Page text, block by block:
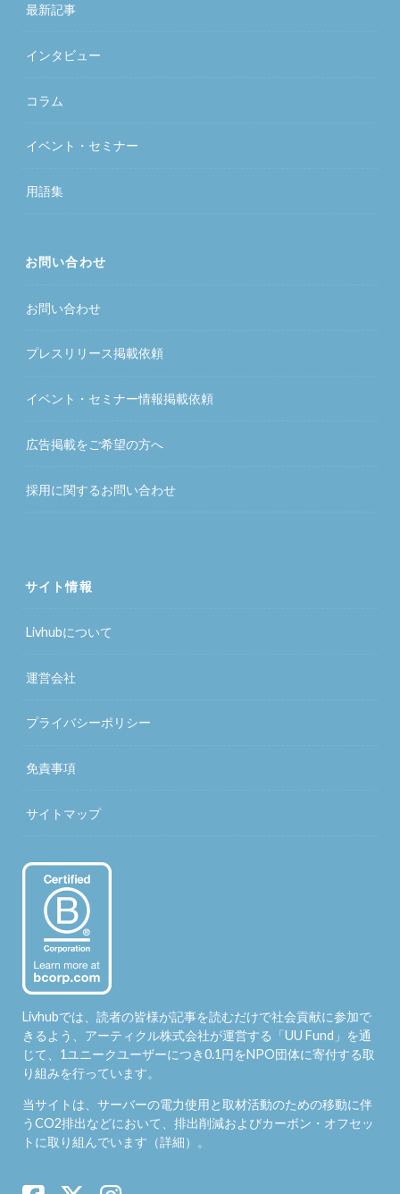
最新記事
インタビュー
コラム
イベント・セミナー
用語集
お問い合わせ
お問い合わせ
プレスリリース掲載依頼
イベント・セミナー情報掲載依頼
広告掲載をご希望の方へ
採用に関するお問い合わせ
サイト情報
Livhubについて
運営会社
プライバシーポリシー
免責事項
サイトマップ
Livhubでは、読者の皆様が記事を読むだけで社会貢献に参加で
きるよう、アーティクル株式会社が運営する「UU Fund 」を通
じて、1ユニークユーザーにつき0.1円をNPO団体に寄付する取
り組みを行っています。
当サイトは、サーバーの電力使用と取材活動のための移動に伴
うCO2排出などにおいて、排出削減およびカーボン・オフセッ
トに取り組んでいます（詳細）。